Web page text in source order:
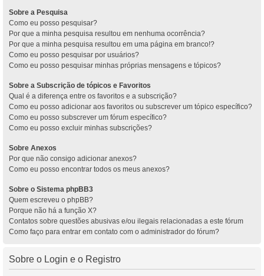
Sobre a Pesquisa
Como eu posso pesquisar?
Por que a minha pesquisa resultou em nenhuma ocorrência?
Por que a minha pesquisa resultou em uma página em branco!?
Como eu posso pesquisar por usuários?
Como eu posso pesquisar minhas próprias mensagens e tópicos?
Sobre a Subscrição de tópicos e Favoritos
Qual é a diferença entre os favoritos e a subscrição?
Como eu posso adicionar aos favoritos ou subscrever um tópico específico?
Como eu posso subscrever um fórum específico?
Como eu posso excluir minhas subscrições?
Sobre Anexos
Por que não consigo adicionar anexos?
Como eu posso encontrar todos os meus anexos?
Sobre o Sistema phpBB3
Quem escreveu o phpBB?
Porque não há a função X?
Contatos sobre questões abusivas e/ou ilegais relacionadas a este fórum
Como faço para entrar em contato com o administrador do fórum?
Sobre o Login e o Registro